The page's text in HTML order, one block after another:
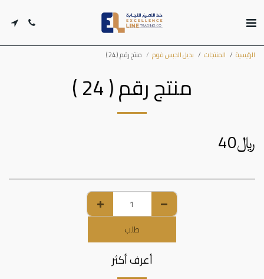
الرئيسية المنتجات بديل الجبس فوم منتج رقم ( 24 )
منتج رقم ( 24 )
﷼40
طلب
أعرف أكثر